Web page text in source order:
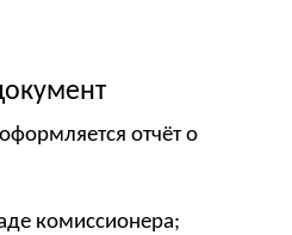
отчёт о
комиссионера;